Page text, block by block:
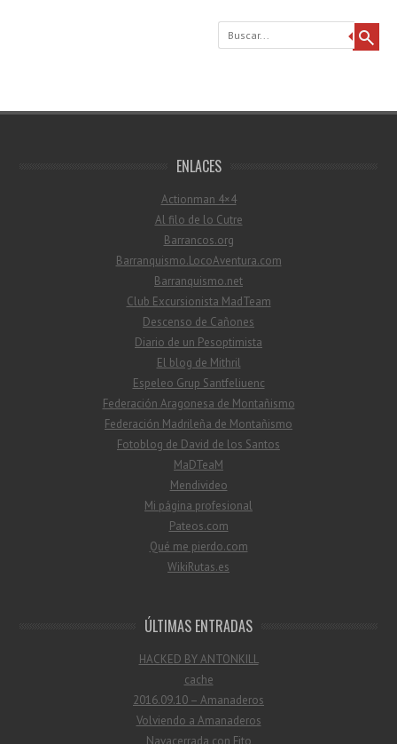
Buscar
ENLACES
Actionman 4×4
Al filo de lo Cutre
Barrancos.org
Barranquismo.LocoAventura.com
Barranquismo.net
Club Excursionista MadTeam
Descenso de Cañones
Diario de un Pesoptimista
El blog de Mithril
Espeleo Grup Santfeliuenc
Federación Aragonesa de Montañismo
Federación Madrileña de Montañismo
Fotoblog de David de los Santos
MaDTeaM
Mendivideo
Mi página profesional
Pateos.com
Qué me pierdo.com
WikiRutas.es
ÚLTIMAS ENTRADAS
HACKED BY ANTONKILL
cache
2016.09.10 – Amanaderos
Volviendo a Amanaderos
Navacerrada con Fito